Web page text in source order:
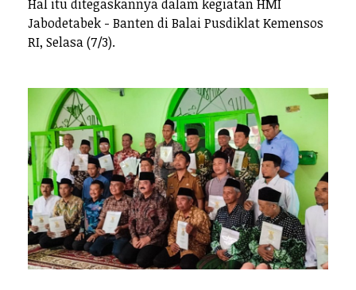
Hal itu ditegaskannya dalam kegiatan HMI
Jabodetabek - Banten di Balai Pusdiklat Kemensos
RI, Selasa (7/3).